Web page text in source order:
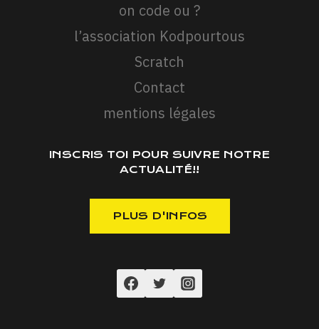
on code ou ?
l’association Kodpourtous
Scratch
Contact
mentions légales
INSCRIS TOI POUR SUIVRE NOTRE
ACTUALITÉ!!